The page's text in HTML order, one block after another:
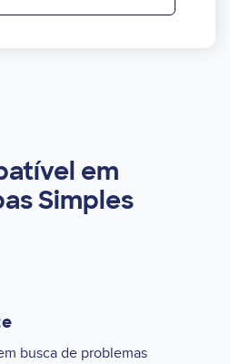
em
Simples
busca de problemas